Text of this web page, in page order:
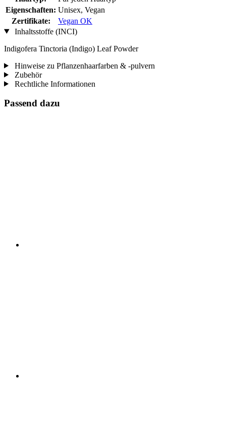
Eigenschaften: Unisex, Vegan
Zertifikate:
Vegan OK
Inhaltsstoffe (INCI)
Indigofera Tinctoria (Indigo) Leaf Powder
Hinweise zu Pflanzenhaarfarben & -pulvern
Zubehör
Rechtliche Informationen
Passend dazu